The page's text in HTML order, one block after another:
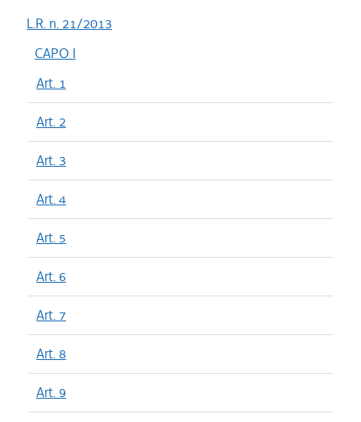
L.R. n. 21/2013
CAPO I
Art. 1
Art. 2
Art. 3
Art. 4
Art. 5
Art. 6
Art. 7
Art. 8
Art. 9